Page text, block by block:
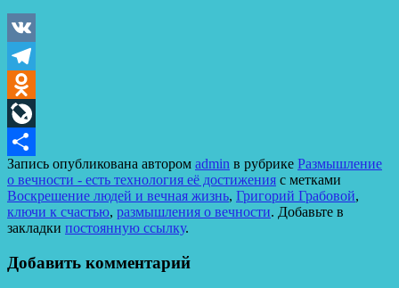
VK
Telegram
Odnoklassniki
LiveJournal
Отправить
Запись опубликована автором admin в рубрике Размышление
о вечности - есть технология её достижения с метками
Воскрешение людей и вечная жизнь, Григорий Грабовой,
ключи к счастью, размышления о вечности. Добавьте в
закладки постоянную ссылку.
Добавить комментарий